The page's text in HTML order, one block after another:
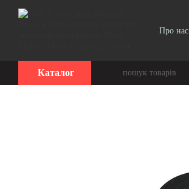
Перейти до основного контенту
Про нас
Каталог